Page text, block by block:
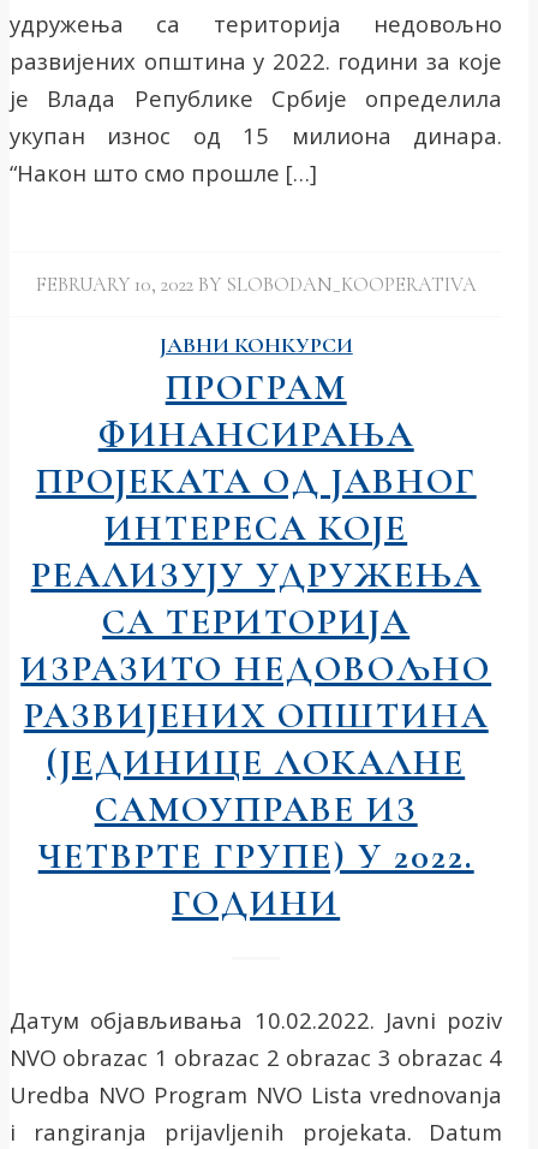
удружења са територија недовољно
развијених општина у 2022. години за које
је Влада Републике Србије определила
укупан износ од 15 милиона динара.
“Након што смо прошле […]
FEBRUARY 10, 2022 BY SLOBODAN_KOOPERATIVA
ЈАВНИ КОНКУРСИ
ПРОГРАМ
ФИНАНСИРАЊА
ПРОЈЕКАТА ОД ЈАВНОГ
ИНТЕРЕСА КОЈЕ
РЕАЛИЗУЈУ УДРУЖЕЊА
СА ТЕРИТОРИЈА
ИЗРАЗИТО НЕДОВОЉНО
РАЗВИЈЕНИХ ОПШТИНА
(ЈЕДИНИЦЕ ЛОКАЛНЕ
САМОУПРАВЕ ИЗ
ЧЕТВРТЕ ГРУПЕ) У 2022.
ГОДИНИ
Датум објављивања 10.02.2022. Јavni poziv
NVO obrazac 1 obrazac 2 obrazac 3 obrazac 4
Uredba NVO Program NVO Lista vrednovanja
i rangiranja prijavljenih projekata. Datum